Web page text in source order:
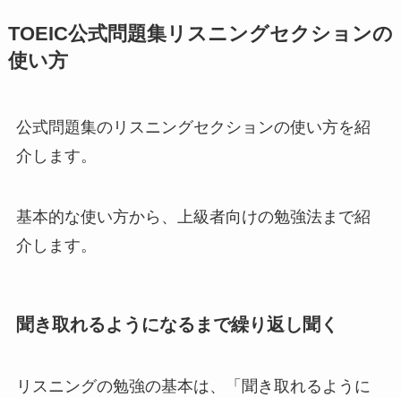
TOEIC公式問題集リスニングセクションの
使い方
公式問題集のリスニングセクションの使い方を紹
介します。
基本的な使い方から、上級者向けの勉強法まで紹
介します。
聞き取れるようになるまで繰り返し聞く
リスニングの勉強の基本は、「聞き取れるように